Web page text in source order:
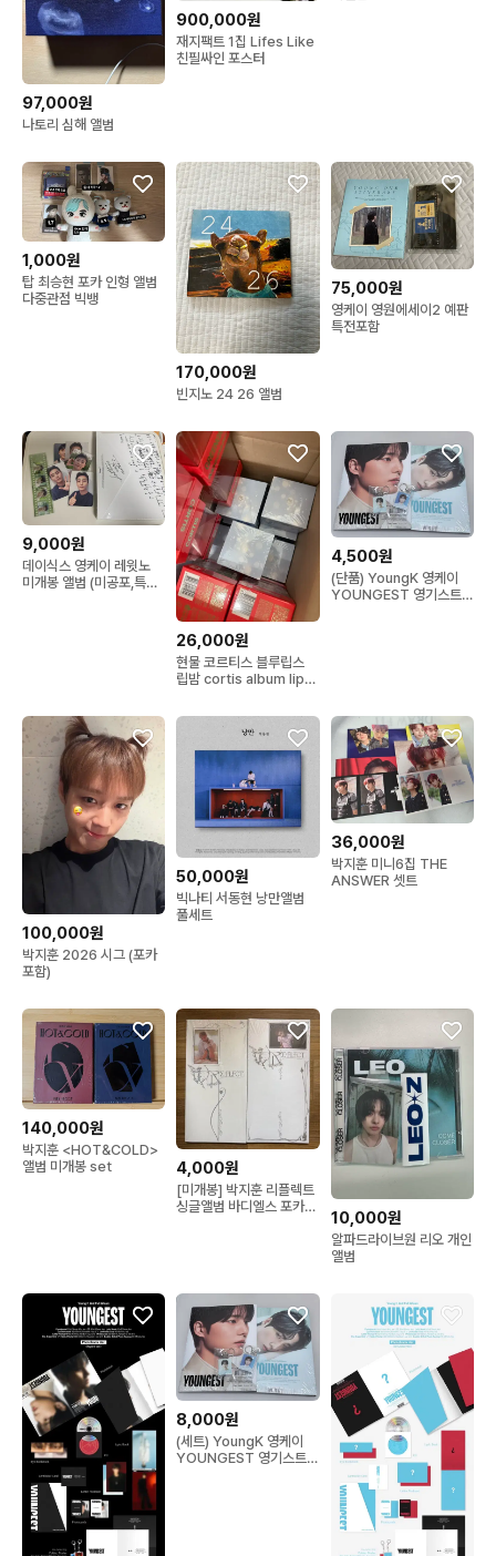
97,000원
나토리 심해 앨범
900,000원
재지팩트 1집 Lifes Like
친필싸인 포스터
1,000원
탑 최승현 포카 인형 앨범
다중관점 빅뱅
170,000원
빈지노 24 26 앨범
75,000원
영케이 영원에세이2 예판
특전포함
9,000원
데이식스 영케이 레윗노
미개봉 앨범 (미공포,특전
26,000원
현물 코르티스 블루립스
립밤 cortis album lip
4,500원
(단품) YoungK 영케이
YOUNGEST 영기스트
100,000원
박지훈 2026 시그 (포카
포함)
50,000원
빅나티 서동현 낭만앨범
풀세트
36,000원
박지훈 미니6집 THE
ANSWER 셋트
140,000원
박지훈 <HOT&COLD>
앨범 미개봉 set
4,000원
[미개봉] 박지훈 리플렉트
싱글앨범 바디엘스 포카포
10,000원
알파드라이브원 리오 개인
앨범
8,000원
(세트) YoungK 영케이
YOUNGEST 영기스트